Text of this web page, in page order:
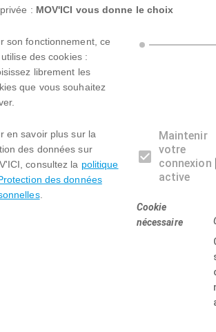
Aides financières
Boite à outils|
réalisée en licence libre AGPL
: MOV'ICI vous donne le choix
son fonctionnement, ce
des cookies :
librement les
que vous souhaitez
en savoir plus sur la
des données sur
consultez la politique
des données
.
Maintenir
votre
connexion
active
Cookie
nécessaire